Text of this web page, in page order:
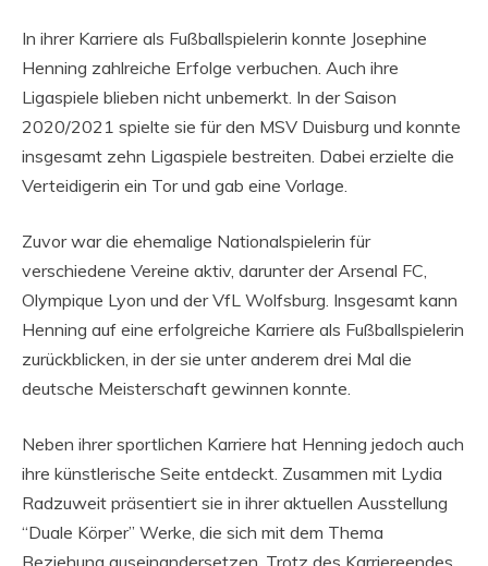
In ihrer Karriere als Fußballspielerin konnte Josephine
Henning zahlreiche Erfolge verbuchen. Auch ihre
Ligaspiele blieben nicht unbemerkt. In der Saison
2020/2021 spielte sie für den MSV Duisburg und konnte
insgesamt zehn Ligaspiele bestreiten. Dabei erzielte die
Verteidigerin ein Tor und gab eine Vorlage.
Zuvor war die ehemalige Nationalspielerin für
verschiedene Vereine aktiv, darunter der Arsenal FC,
Olympique Lyon und der VfL Wolfsburg. Insgesamt kann
Henning auf eine erfolgreiche Karriere als Fußballspielerin
zurückblicken, in der sie unter anderem drei Mal die
deutsche Meisterschaft gewinnen konnte.
Neben ihrer sportlichen Karriere hat Henning jedoch auch
ihre künstlerische Seite entdeckt. Zusammen mit Lydia
Radzuweit präsentiert sie in ihrer aktuellen Ausstellung
“Duale Körper” Werke, die sich mit dem Thema